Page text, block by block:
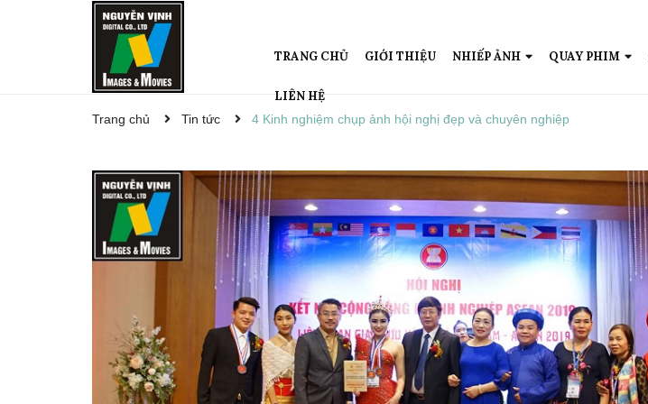
TRANG CHỦ GIỚI THIỆU NHIẾP ẢNH QUAY PHIM
LIÊN HỆ
Trang chủ Tin tức 4 Kinh nghiệm chụp ảnh hội nghị đẹp và chuyên nghiệp